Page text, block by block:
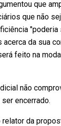
que
que não
"poderia
da sua
feito na
não
encerrado.
relator da